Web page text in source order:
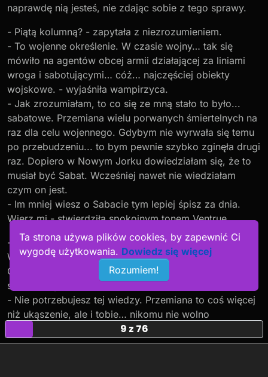
naprawdę nią jesteś, nie zdając sobie z tego sprawy.
- Piątą kolumną? - zapytała z niezrozumieniem.
- To wojenne określenie. W czasie wojny… tak się
mówiło na agentów obcej armii działającej za liniami
wroga i sabotującymi… cóż… najczęściej obiekty
wojskowe. - wyjaśniła wampirzyca.
- Jak zrozumiałam, to co się ze mną stało to było...
sabatowe. Przemiana wielu porwanych śmiertelnych na
raz dla celu wojennego. Gdybym nie wyrwała się temu
po przebudzeniu... to bym pewnie szybko zginęła drugi
raz. Dopiero w Nowym Jorku dowiedziałam się, że to
musiał być Sabat. Wcześniej nawet nie wiedziałam
czym on jest.
- Im mniej wiesz o Sabacie tym lepiej śpisz za dnia.
Wierz mi.- stwierdziła spokojnym tonem Ventrue.
- Wystarczy mi to, co widziałam... - skrzywiła się -
William mówił mi, że Przemiana jest... przyjemna?
Chodzi tylko o ugryzienie, tak? - zapytała próbując to
sobie ułożyć.
- Nie potrzebujesz tej wiedzy. Przemiana to coś więcej
niż ukąszenie, ale i tobie… nikomu nie wolno
przemieniać bez zgody księcia.- odparła wampirzyca.
9 z 76
Ta strona używa plików cookies, by zapewnić Ci
wygodę użytkowania. Dowiedz się więcej
Rozumiem!